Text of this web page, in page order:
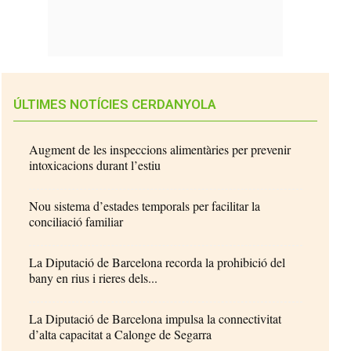
ÚLTIMES NOTÍCIES CERDANYOLA
Augment de les inspeccions alimentàries per prevenir
intoxicacions durant l’estiu
Nou sistema d’estades temporals per facilitar la
conciliació familiar
La Diputació de Barcelona recorda la prohibició del
bany en rius i rieres dels...
La Diputació de Barcelona impulsa la connectivitat
d’alta capacitat a Calonge de Segarra